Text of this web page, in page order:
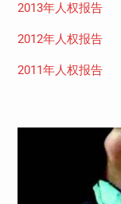
2013年人权报告
2012年人权报告
2011年人权报告